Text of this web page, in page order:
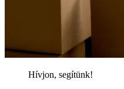
Hívjon, segítünk!